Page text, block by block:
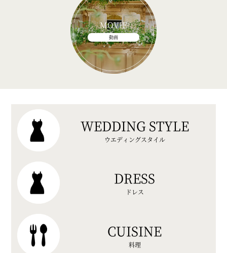
MOVIE
動画
WEDDING STYLE
ウエディングスタイル
DRESS
ドレス
CUISINE
料理